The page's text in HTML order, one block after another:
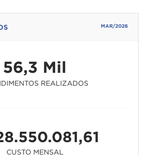
MAR/2026
56,3 Mil
REALIZADOS
CUSTO MENSAL